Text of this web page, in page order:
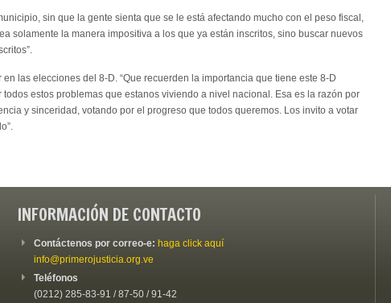
sin que la gente sienta que se le está afectando mucho con el peso fiscal,
solamente la manera impositiva a los que ya están inscritos, sino buscar nuevos
las elecciones del 8-D. “Que recuerden la importancia que tiene este 8-D
estos problemas que estanos viviendo a nivel nacional. Esa es la razón por
y sinceridad, votando por el progreso que todos queremos. Los invito a votar
INFORMACIÓN DE CONTACTO
Contáctenos por correo-e: haga click aquí
info@primerojusticia.org.ve
Teléfonos
(0212) 285-83-91 / 87-50 / 91-42